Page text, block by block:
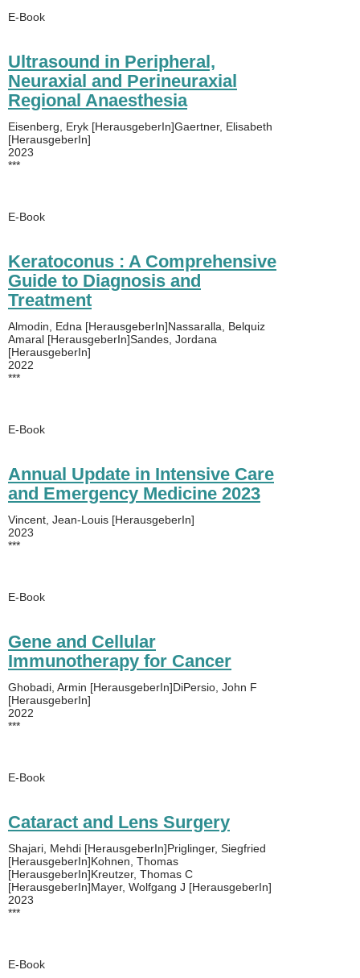
E-Book
Ultrasound in Peripheral,
Neuraxial and Perineuraxial
Regional Anaesthesia
Eisenberg, Eryk [HerausgeberIn]Gaertner, Elisabeth
[HerausgeberIn]
2023
***
E-Book
Keratoconus : A Comprehensive
Guide to Diagnosis and
Treatment
Almodin, Edna [HerausgeberIn]Nassaralla, Belquiz
Amaral [HerausgeberIn]Sandes, Jordana
[HerausgeberIn]
2022
***
E-Book
Annual Update in Intensive Care
and Emergency Medicine 2023
Vincent, Jean-Louis [HerausgeberIn]
2023
***
E-Book
Gene and Cellular
Immunotherapy for Cancer
Ghobadi, Armin [HerausgeberIn]DiPersio, John F
[HerausgeberIn]
2022
***
E-Book
Cataract and Lens Surgery
Shajari, Mehdi [HerausgeberIn]Priglinger, Siegfried
[HerausgeberIn]Kohnen, Thomas
[HerausgeberIn]Kreutzer, Thomas C
[HerausgeberIn]Mayer, Wolfgang J [HerausgeberIn]
2023
***
E-Book